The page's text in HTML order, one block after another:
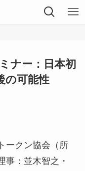
ナー：日本初
の可能性
ークン協会（所
事：並木智之・